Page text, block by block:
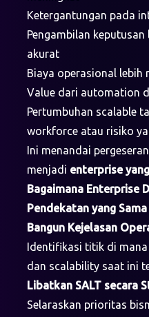
Ketergantungan pada
Pengambilan
akurat
Biaya operasional lebih
Value dari automation
Pertumbuhan scalable
workforce atau risiko
Ini menandai
menjadi enterprise
Bagaimana Enterprise
Pendekatan yang Sama
Bangun Kejelasan
Identifikasi titik di mana
dan scalability saat ini
Libatkan SALT secara
Selaraskan prioritas